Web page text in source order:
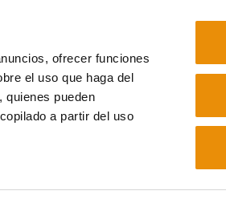
ofrecer funciones
el uso que haga del
quienes pueden
a partir del uso